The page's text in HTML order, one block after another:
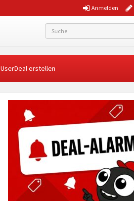
Anmelden
UserDeal erstellen